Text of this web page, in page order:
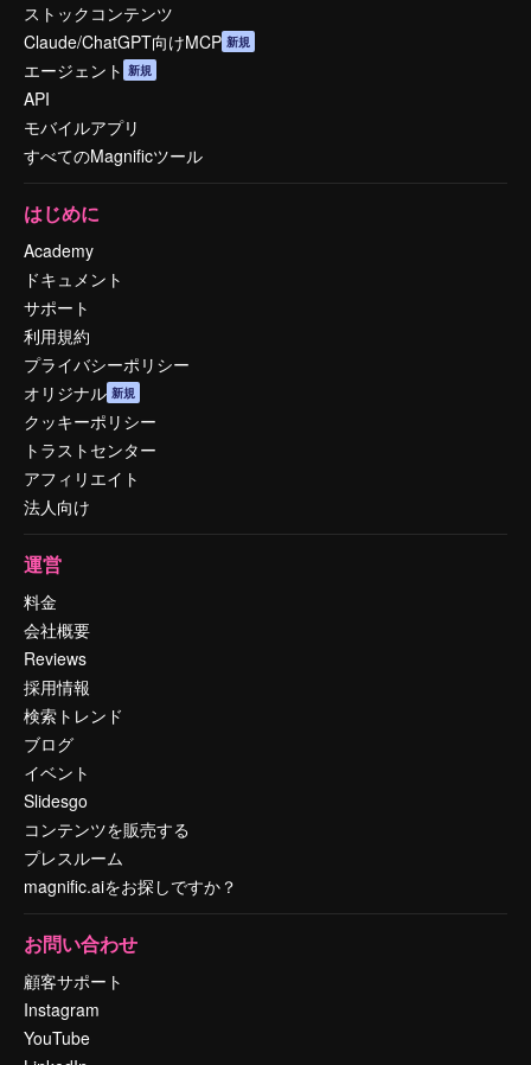
ストックコンテンツ
Claude/ChatGPT向けMCP 新規
エージェント 新規
API
モバイルアプリ
すべてのMagnificツール
はじめに
Academy
ドキュメント
サポート
利用規約
プライバシーポリシー
オリジナル 新規
クッキーポリシー
トラストセンター
アフィリエイト
法人向け
運営
料金
会社概要
Reviews
採用情報
検索トレンド
ブログ
イベント
Slidesgo
コンテンツを販売する
プレスルーム
magnific.aiをお探しですか？
お問い合わせ
顧客サポート
Instagram
YouTube